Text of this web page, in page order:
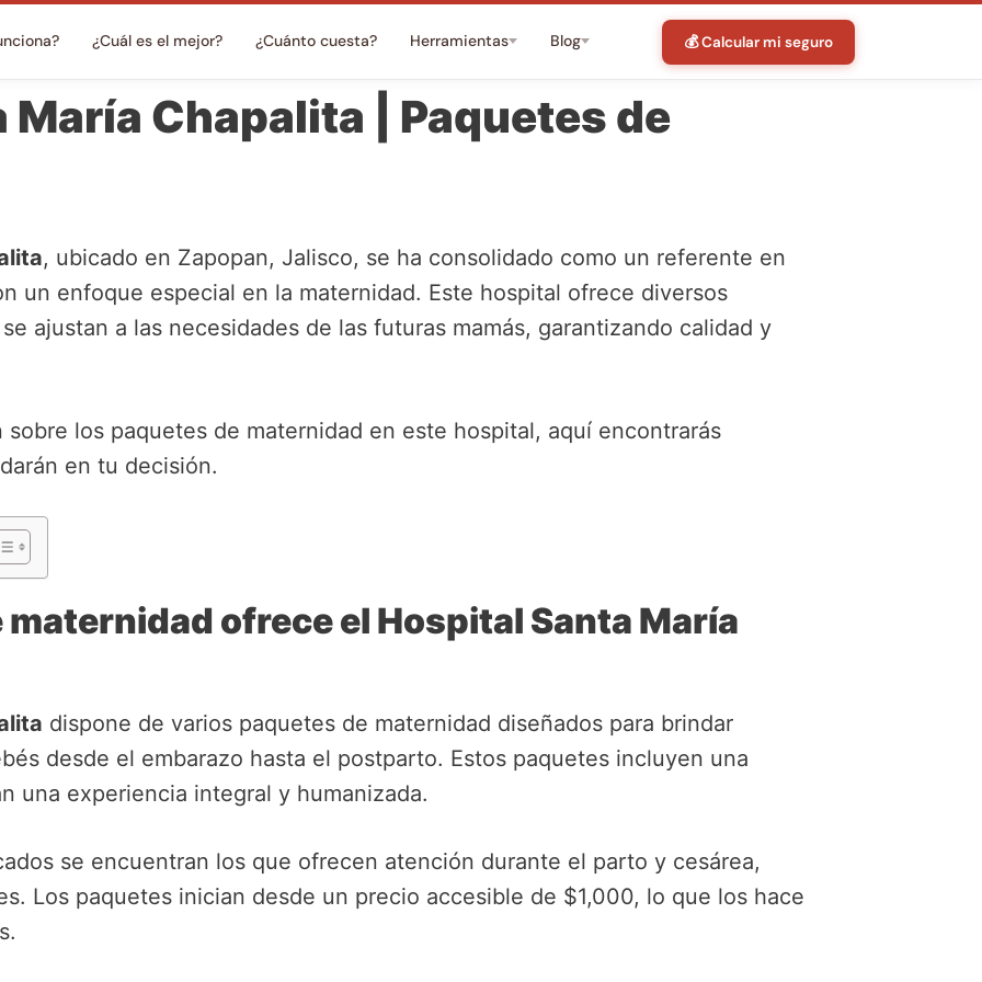
¿Cuál es el mejor? ¿Cuánto cuesta? Herramientas Blog 💰 Calcular mi seguro
Chapalita | Paquetes de
, ubicado en Zapopan, Jalisco, se ha consolidado como un referente en
un enfoque especial en la maternidad. Este hospital ofrece diversos
ajustan a las necesidades de las futuras mamás, garantizando calidad y
los paquetes de maternidad en este hospital, aquí encontrarás
en tu decisión.
ofrece el Hospital Santa María
dispone de varios paquetes de maternidad diseñados para brindar
desde el embarazo hasta el postparto. Estos paquetes incluyen una
una experiencia integral y humanizada.
se encuentran los que ofrecen atención durante el parto y cesárea,
Los paquetes inician desde un precio accesible de $1,000, lo que los hace